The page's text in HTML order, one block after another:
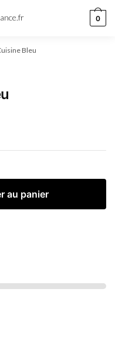
0
Bleu
au panier